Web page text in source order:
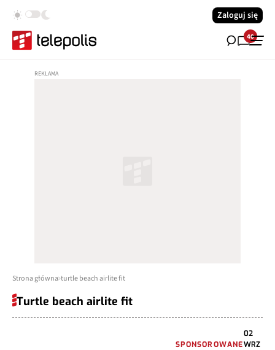
Zaloguj się
40
Strona główna turtle beach airlite fit
Turtle beach airlite fit
SPONSOROWANE
02
WRZ